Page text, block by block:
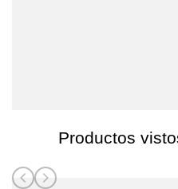
Productos